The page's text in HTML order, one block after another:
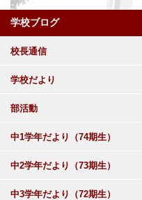
学校ブログ
校長通信
学校だより
部活動
中1学年だより（74期生）
中2学年だより（73期生）
中3学年だより（72期生）